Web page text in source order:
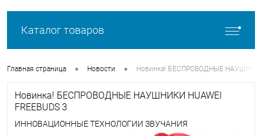
Каталог товаров
Главная страница • Новости • Новинка! БЕСПРОВОДНЫЕ НАУШНИКИ
Новинка! БЕСПРОВОДНЫЕ НАУШНИКИ HUAWEI
FREEBUDS 3
ИННОВАЦИОННЫЕ ТЕХНОЛОГИИ ЗВУЧАНИЯ